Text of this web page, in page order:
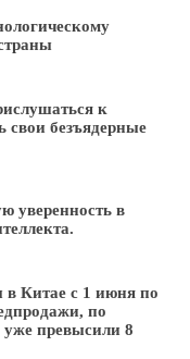
к
свои безъядерные
уверенность в
в Китае с 1 июня по
по
уже превысили 8